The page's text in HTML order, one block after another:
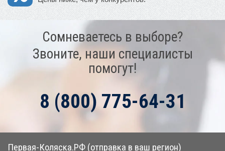
Сомневаетесь в выборе?
Звоните, наши специалисты
помогут!
8 (800) 775-64-31
Первая-Коляска.РФ (отправка в ваш регион)